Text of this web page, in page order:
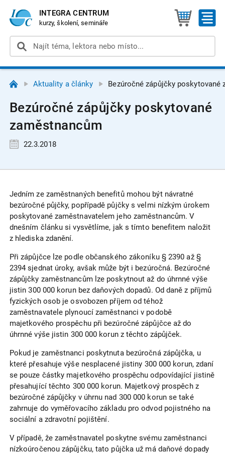
INTEGRA CENTRUM
kurzy, školení, semináře
Aktuality a články Bezúročné zápůjčky poskytované
Bezúročné zápůjčky poskytované
zaměstnancům
22.3.2018
Jedním ze zaměstnaných benefitů mohou být návratné
bezúročné půjčky, popřípadě půjčky s velmi nízkým úrokem
poskytované zaměstnavatelem jeho zaměstnancům. V
dnešním článku si vysvětlíme, jak s tímto benefitem naložit
z hlediska zdanění.
Při zápůjčce lze podle občanského zákoníku § 2390 až §
2394 sjednat úroky, avšak může být i bezúročná. Bezúročné
zápůjčky zaměstnancům lze poskytnout až do úhrnné výše
jistin 300 000 korun bez daňových dopadů. Od daně z příjmů
fyzických osob je osvobozen příjem od téhož
zaměstnavatele plynoucí zaměstnanci v podobě
majetkového prospěchu při bezúročné zápůjčce až do
úhrnné výše jistin 300 000 korun z těchto zápůjček.
Pokud je zaměstnanci poskytnuta bezúročná zápůjčka, u
které přesahuje výše nesplacené jistiny 300 000 korun, zdaní
se pouze částky majetkového prospěchu odpovídající jistině
přesahující těchto 300 000 korun. Majetkový prospěch z
bezúročné zápůjčky v úhrnu nad 300 000 korun se také
zahrnuje do vyměřovacího základu pro odvod pojistného na
sociální a zdravotní pojištění.
V případě, že zaměstnavatel poskytne svému zaměstnanci
nízkoúročenou zápůjčku, tato půjčka už má daňové dopady